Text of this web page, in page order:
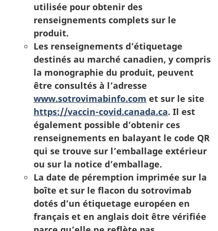
utilisée pour obtenir des
renseignements complets sur le
produit.
Les renseignements d’étiquetage
destinés au marché canadien, y compris
la monographie du produit, peuvent
être consultés à l’adresse
www.sotrovimabinfo.com et sur le site
https://vaccin-covid.canada.ca. Il est
également possible d’obtenir ces
renseignements en balayant le code QR
qui se trouve sur l’emballage extérieur
ou sur la notice d’emballage.
La date de péremption imprimée sur la
boîte et sur le flacon du sotrovimab
dotés d’un étiquetage européen en
français et en anglais doit être vérifiée